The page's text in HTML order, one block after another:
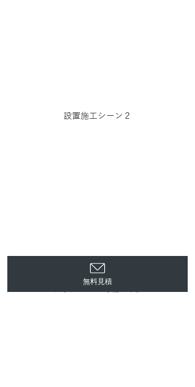
設置施工シーン２
正面はチャンネル文字サイン。勿論、このよ
無料見積